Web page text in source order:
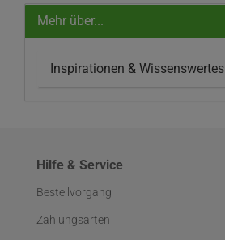
Mehr über...
Inspirationen & Wissenswertes
Hilfe & Service
Bestellvorgang
Zahlungsarten